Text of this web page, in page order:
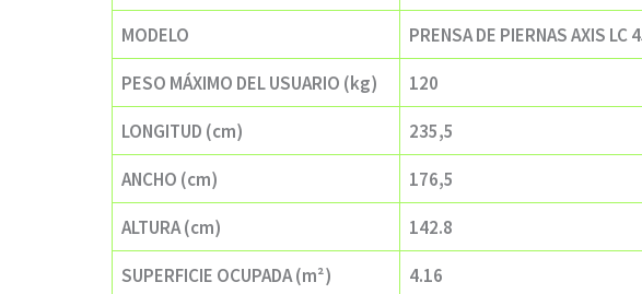
MODELO
PRENSA DE PIERNAS AXIS LC
PESO MÁXIMO DEL USUARIO (kg)
120
LONGITUD (cm)
235,5
ANCHO (cm)
176,5
ALTURA (cm)
142.8
SUPERFICIE OCUPADA (m²)
4.16